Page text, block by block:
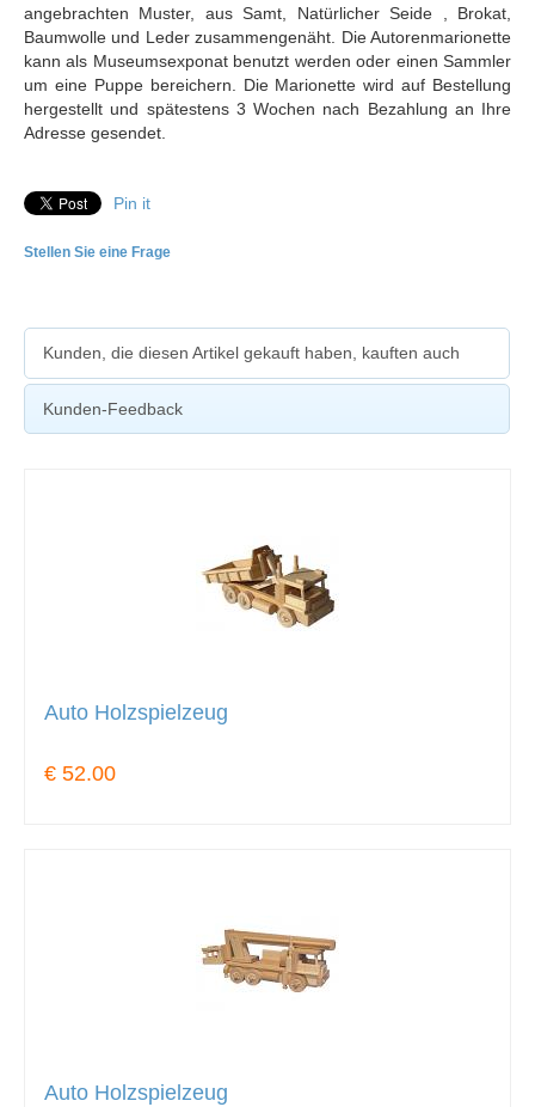
angebrachten Muster, aus Samt, Natürlicher Seide , Brokat,
Baumwolle und Leder zusammengenäht. Die Autorenmarionette
kann als Museumsexponat benutzt werden oder einen Sammler
um eine Puppe bereichern. Die Marionette wird auf Bestellung
hergestellt und spätestens 3 Wochen nach Bezahlung an Ihre
Adresse gesendet.
Pin it
Stellen Sie eine Frage
Kunden, die diesen Artikel gekauft haben, kauften auch
Kunden-Feedback
Auto Holzspielzeug
€ 52.00
Auto Holzspielzeug